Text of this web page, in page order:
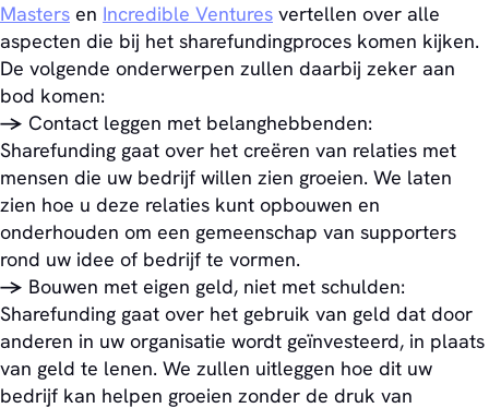
Masters en Incredible Ventures vertellen over alle
aspecten die bij het sharefundingproces komen kijken.
De volgende onderwerpen zullen daarbij zeker aan
bod komen:
-> Contact leggen met belanghebbenden:
Sharefunding gaat over het creëren van relaties met
mensen die uw bedrijf willen zien groeien. We laten
zien hoe u deze relaties kunt opbouwen en
onderhouden om een gemeenschap van supporters
rond uw idee of bedrijf te vormen.
-> Bouwen met eigen geld, niet met schulden:
Sharefunding gaat over het gebruik van geld dat door
anderen in uw organisatie wordt geïnvesteerd, in plaats
van geld te lenen. We zullen uitleggen hoe dit uw
bedrijf kan helpen groeien zonder de druk van